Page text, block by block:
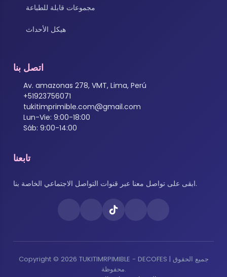
مجموعات قابلة للطباعة
هيكل الأحداث
اتصل بنا
Av. amazonas 278, VMT, Lima, Perú
+51923756071
tukitimprimible.com@gmail.com
Lun-Vie: 9:00-18:00
Sáb: 9:00-14:00
تابعنا
ابقى على تواصل معنا عبر قنوات التواصل الاجتماعي الخاصة بنا.
Copyright © 2026 TUKITIMRPIMIBLE - DECOFES | جميع الحقوق
محفوظة.